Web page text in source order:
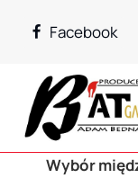
Facebook
Wybór